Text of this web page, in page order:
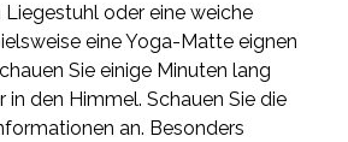
Liegestuhl oder eine weiche
eine Yoga-Matte eignen
Sie einige Minuten lang
in den Himmel. Schauen Sie die
an. Besonders